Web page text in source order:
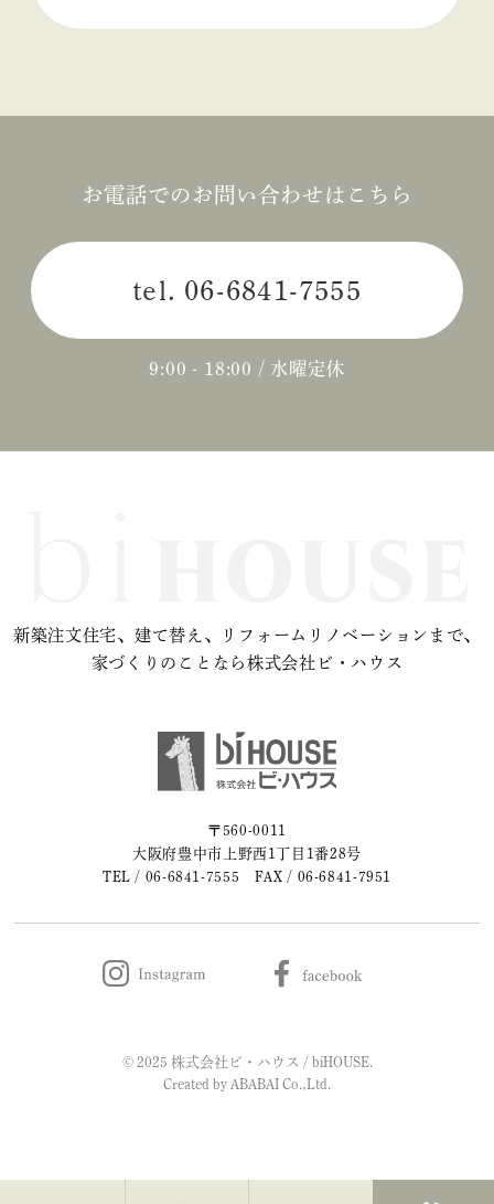
お電話でのお問い合わせはこちら
tel. 06-6841-7555
9:00 - 18:00 / 水曜定休
新築注文住宅、建て替え、リフォームリノベーションまで、
家づくりのことなら株式会社ビ・ハウス
〒560-0011
大阪府豊中市上野西1丁目1番28号
TEL / 06-6841-7555 FAX / 06-6841-7951
© 2025 株式会社ビ・ハウス / biHOUSE.
Created by ABABAI Co.,Ltd.